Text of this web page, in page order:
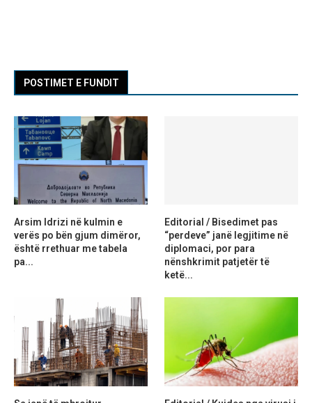
POSTIMET E FUNDIT
Arsim Idrizi në kulmin e
verës po bën gjum dimëror,
është rrethuar me tabela
pa...
Editorial / Bisedimet pas
“perdeve” janë legjitime në
diplomaci, por para
nënshkrimit patjetër të
ketë...